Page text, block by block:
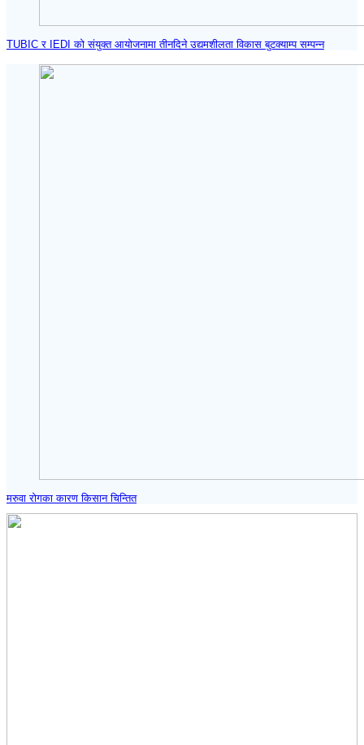
TUBIC र IEDI को संयुक्त आयोजनामा तीनदिने उद्यमशीलता विकास बुटक्याम्प सम्पन्न
मरुवा रोगका कारण किसान चिन्तित